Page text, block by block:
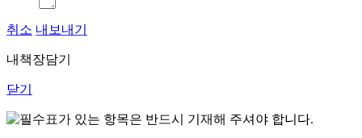
취소 내보내기
내책장담기
닫기
표가 있는 항목은 반드시 기재해 주셔야 합니다.